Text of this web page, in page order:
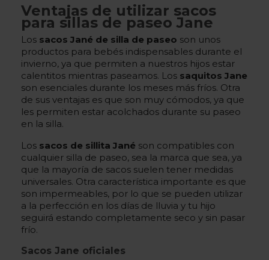
Ventajas de utilizar sacos
para sillas de paseo Jane
Los sacos Jané de silla de paseo son unos
productos para bebés indispensables durante el
invierno, ya que permiten a nuestros hijos estar
calentitos mientras paseamos. Los saquitos Jane
son esenciales durante los meses más fríos. Otra
de sus ventajas es que son muy cómodos, ya que
les permiten estar acolchados durante su paseo
en la silla.
Los sacos de sillita Jané son compatibles con
cualquier silla de paseo, sea la marca que sea, ya
que la mayoría de sacos suelen tener medidas
universales. Otra característica importante es que
son impermeables, por lo que se pueden utilizar
a la perfección en los días de lluvia y tu hijo
seguirá estando completamente seco y sin pasar
frío.
Sacos Jane oficiales